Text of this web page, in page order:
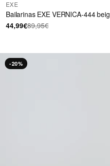
EXE
Bailarinas EXE VERNICA-444 beig
44,99€89,95€
-20%